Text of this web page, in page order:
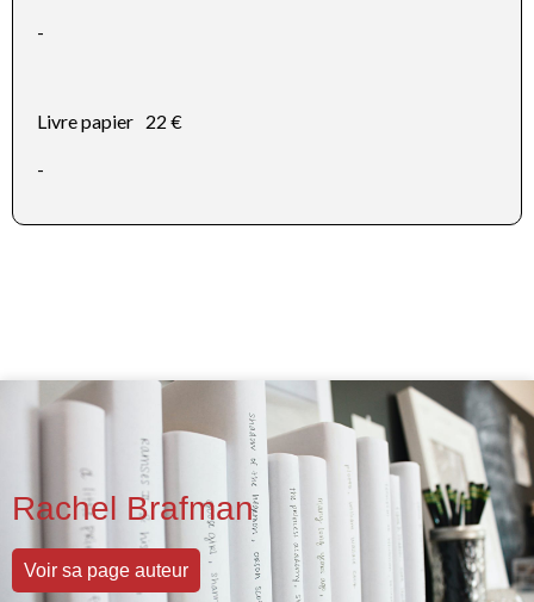
-
Livre papier 22 €
-
Rachel Brafman
Voir sa page auteur